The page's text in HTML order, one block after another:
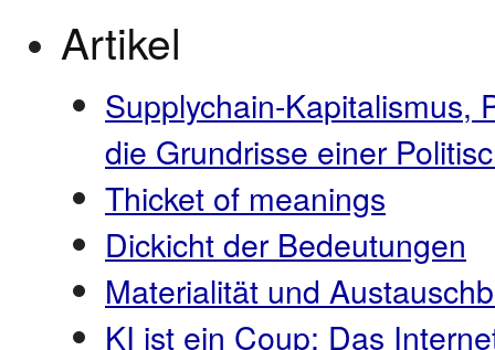
Artikel
Supplychain-Kapitalismus,
die Grundrisse einer
Thicket of meanings
Dickicht der Bedeutungen
Materialität und
KI ist ein Coup: Das